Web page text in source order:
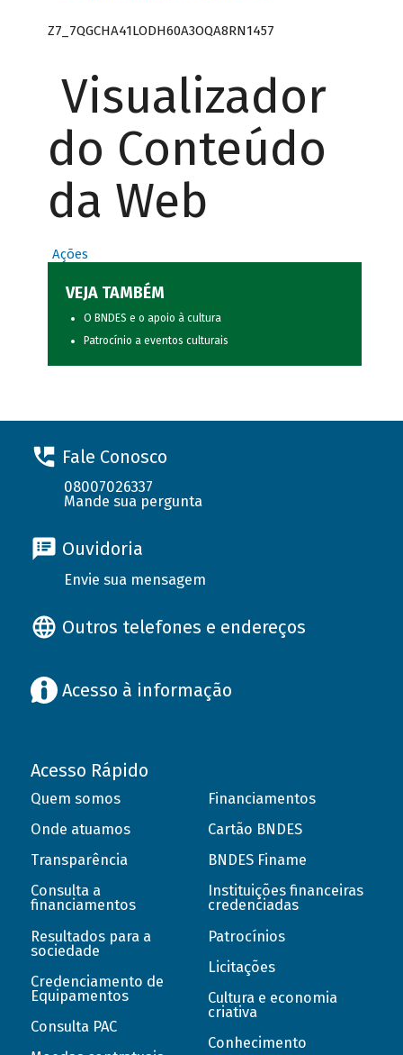
Z7_7QGCHA41LODH60A3OQA8RN1457
Visualizador
do Conteúdo
da Web
Ações
VEJA TAMBÉM
O BNDES e o apoio à cultura
Patrocínio a eventos culturais
Fale Conosco
08007026337
Mande sua pergunta
Ouvidoria
Envie sua mensagem
Outros telefones e endereços
Acesso à informação
Acesso Rápido
Quem somos
Onde atuamos
Transparência
Consulta a
financiamentos
Resultados para a
sociedade
Credenciamento de
Equipamentos
Consulta PAC
Financiamentos
Cartão BNDES
BNDES Finame
Instituições financeiras
credenciadas
Patrocínios
Licitações
Cultura e economia
criativa
Conhecimento